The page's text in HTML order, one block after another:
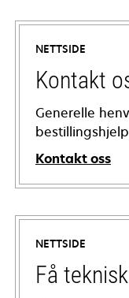
NETTSIDE
Kontakt
Generelle
Kontakt oss
NETTSIDE
Få